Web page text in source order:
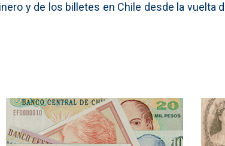
y de los billetes en Chile desde la vuelta